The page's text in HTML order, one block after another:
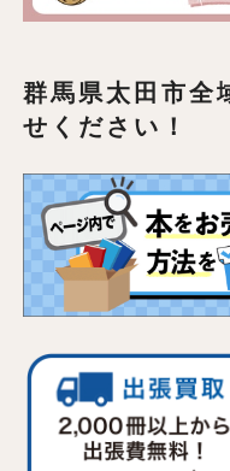
群馬県太田市全
せください！